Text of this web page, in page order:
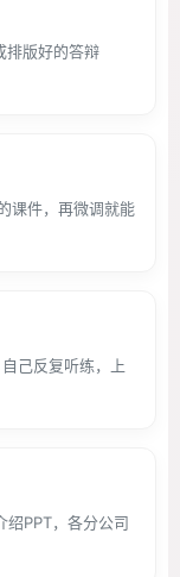
排版好的答辩
课件，再微调就能
己反复听练，上
绍PPT，各分公司